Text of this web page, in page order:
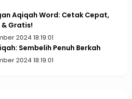
Aqiqah Word: Cetak Cepat,
Gratis!
2024 18:19:01
Sembelih Penuh Berkah
2024 18:19:01